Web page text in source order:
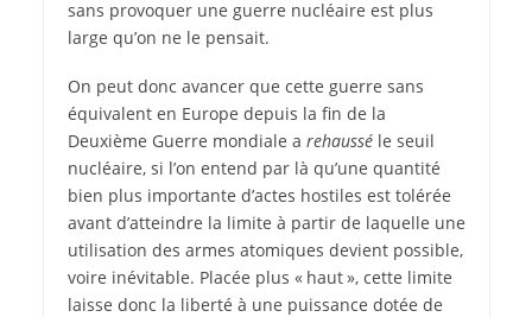
sans provoquer une guerre nucléaire est plus
large qu’on ne le pensait.
On peut donc avancer que cette guerre sans
équivalent en Europe depuis la fin de la
Deuxième Guerre mondiale a rehausséle seuil
nucléaire, si l’on entend par là qu’une quantité
bien plus importante d’actes hostiles est tolérée
avant d’atteindre la limite à partir de laquelle une
utilisation des armes atomiques devient possible,
voire inévitable. Placée plus « haut », cette limite
laisse donc la liberté à une puissance dotée de